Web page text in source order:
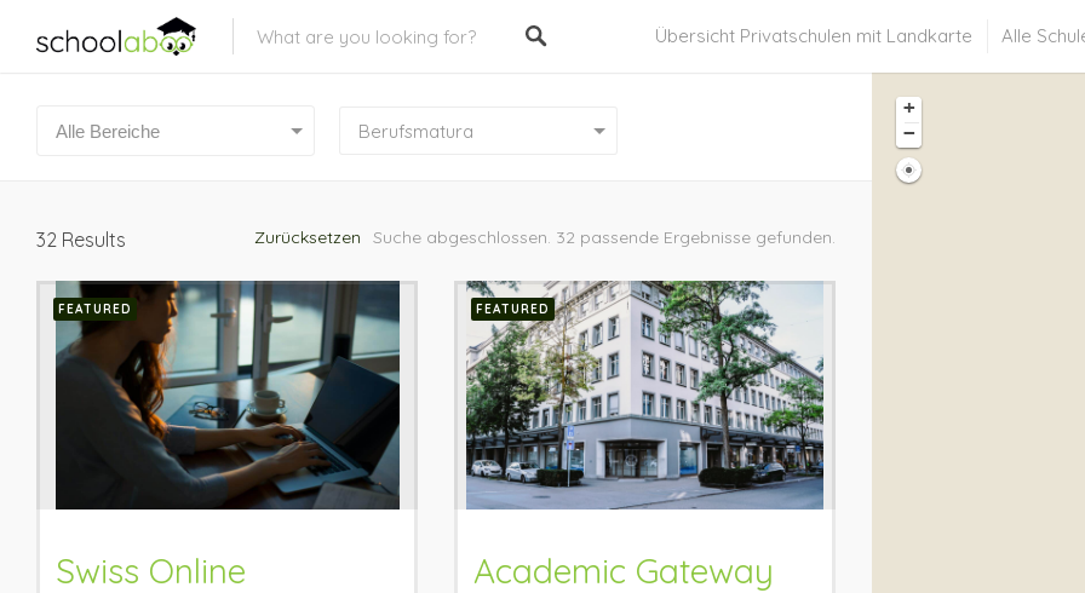
Übersicht Privatschulen mit Landkarte Alle
Alle Bereiche Berufsmatura
32 Results Suche abgeschlossen. 32 passende Ergebnisse gefunden.
Zurücksetzen
FEATURED
Swiss Online
FEATURED
Academic Gateway
+
−